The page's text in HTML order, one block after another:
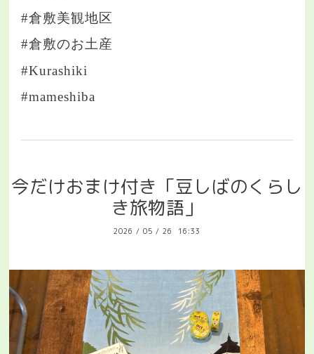
#倉敷美観地区
#倉敷のお土産
#Kurashiki
#mameshiba
今だけおまけ付き「豆しばのくらし
き旅物語」
2026 / 05 / 26 16:33